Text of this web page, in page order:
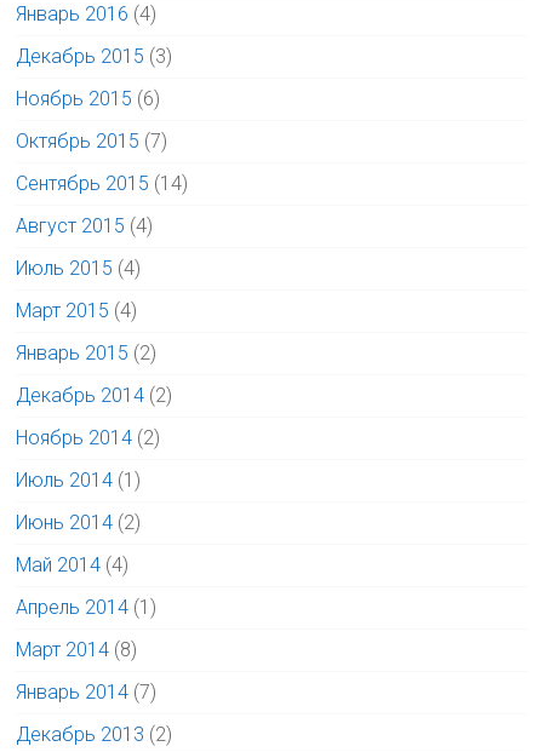
Январь 2016 (4)
Декабрь 2015 (3)
Ноябрь 2015 (6)
Октябрь 2015 (7)
Сентябрь 2015 (14)
Август 2015 (4)
Июль 2015 (4)
Март 2015 (4)
Январь 2015 (2)
Декабрь 2014 (2)
Ноябрь 2014 (2)
Июль 2014 (1)
Июнь 2014 (2)
Май 2014 (4)
Апрель 2014 (1)
Март 2014 (8)
Январь 2014 (7)
Декабрь 2013 (2)